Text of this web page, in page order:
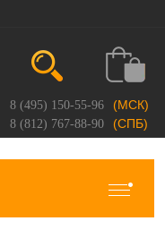
8 (495) 150-55-96 (МСК)
8 (812) 767-88-90 (СПБ)